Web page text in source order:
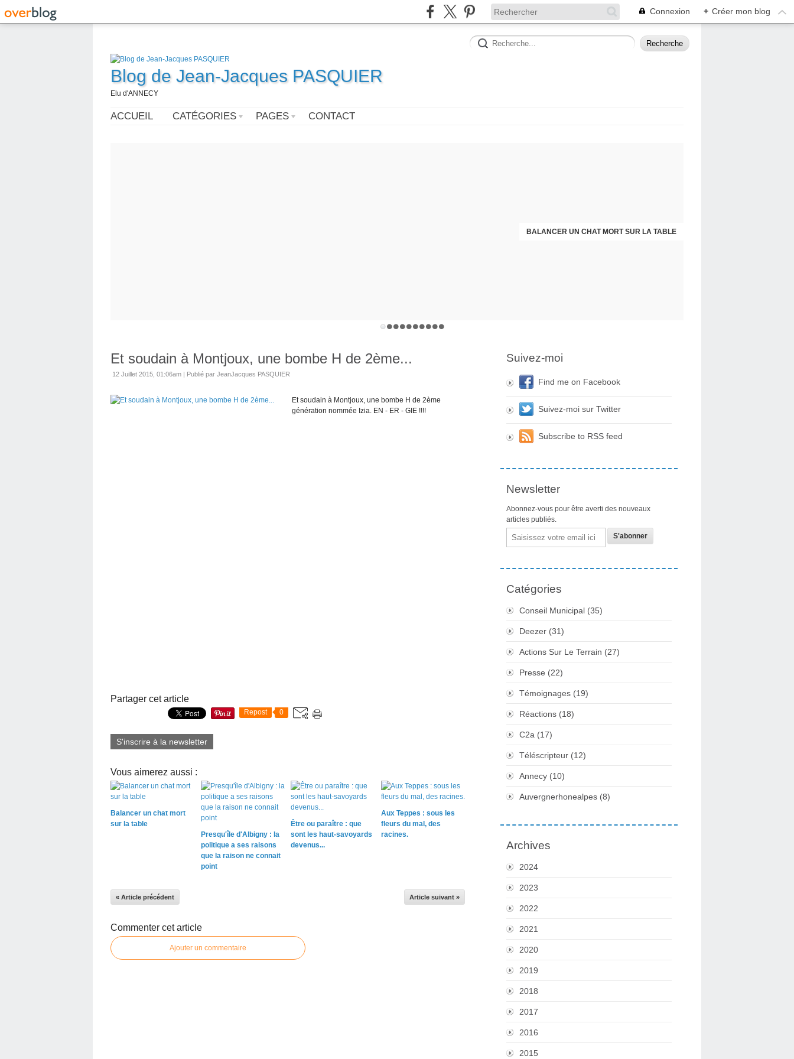
Connexion + Créer mon blog
Blog de Jean-Jacques PASQUIER
Elu d'ANNECY
ACCUEIL CATÉGORIES PAGES CONTACT
BALANCER UN CHAT MORT SUR LA TABLE
PRESQU'ÎLE D'ALBIGNY : LA POLITIQUE A SES RAISONS QUE LA RAISON NE CONNAIT POINT
Et soudain à Montjoux, une bombe H de 2ème...
12 Juillet 2015, 01:06am | Publié par JeanJacques PASQUIER
Et soudain à Montjoux, une bombe H de 2ème
génération nommée Izia. EN - ER - GIE !!!!
Partager cet article
Repost 0
S'inscrire à la newsletter
Vous aimerez aussi :
Balancer un chat mort
sur la table
Presqu'île d'Albigny : la
politique a ses raisons
que la raison ne connait
point
Être ou paraître : que
sont les haut-savoyards
devenus...
Aux Teppes : sous les
fleurs du mal, des
racines.
« Article précédent Article suivant »
Commenter cet article
Ajouter un commentaire
Suivez-moi
Find me on Facebook
Suivez-moi sur Twitter
Subscribe to RSS feed
Newsletter
Abonnez-vous pour être averti des nouveaux
articles publiés.
Email
Catégories
Conseil Municipal (35)
Deezer (31)
Actions Sur Le Terrain (27)
Presse (22)
Témoignages (19)
Réactions (18)
C2a (17)
Téléscripteur (12)
Annecy (10)
Auvergnerhonealpes (8)
Archives
2024
2023
2022
2021
2020
2019
2018
2017
2016
2015